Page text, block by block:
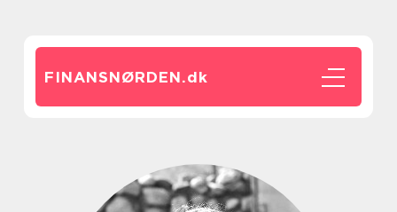
FINANSNØRDEN.dk